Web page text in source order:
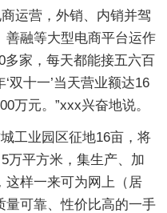
运营，外销、内销并驾
善融等大型电商平台运作
多家，每天都能接五六百
双十一’当天营业额达16
万元。”xxx兴奋地说。
工业园区征地16亩，将
万平方米，集生产、加
这样一来可为网上（居
量可靠、性价比高的一手